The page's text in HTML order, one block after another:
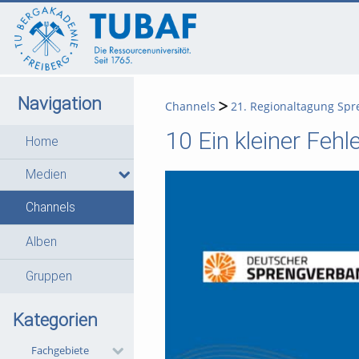
Navigation
Home
Medien
Channels
Alben
Gruppen
Kategorien
Fachgebiete
Channels 21. Regionaltagung
10 Ein kleiner